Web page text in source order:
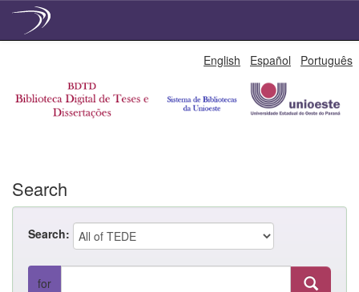
English Español Português
Search
Search:
for